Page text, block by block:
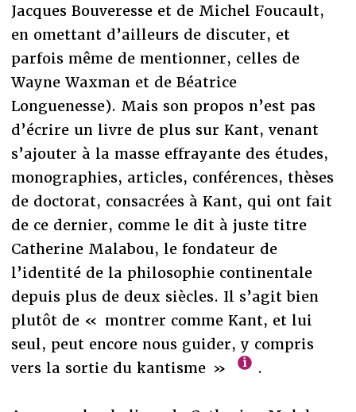
Jacques Bouveresse et de Michel Foucault,
en omettant d’ailleurs de discuter, et
parfois même de mentionner, celles de
Wayne Waxman et de Béatrice
Longuenesse). Mais son propos n’est pas
d’écrire un livre de plus sur Kant, venant
s’ajouter à la masse effrayante des études,
monographies, articles, conférences, thèses
de doctorat, consacrées à Kant, qui ont fait
de ce dernier, comme le dit à juste titre
Catherine Malabou, le fondateur de
l’identité de la philosophie continentale
depuis plus de deux siècles. Il s’agit bien
plutôt de « montrer comme Kant, et lui
seul, peut encore nous guider, y compris
vers la sortie du kantisme »
.